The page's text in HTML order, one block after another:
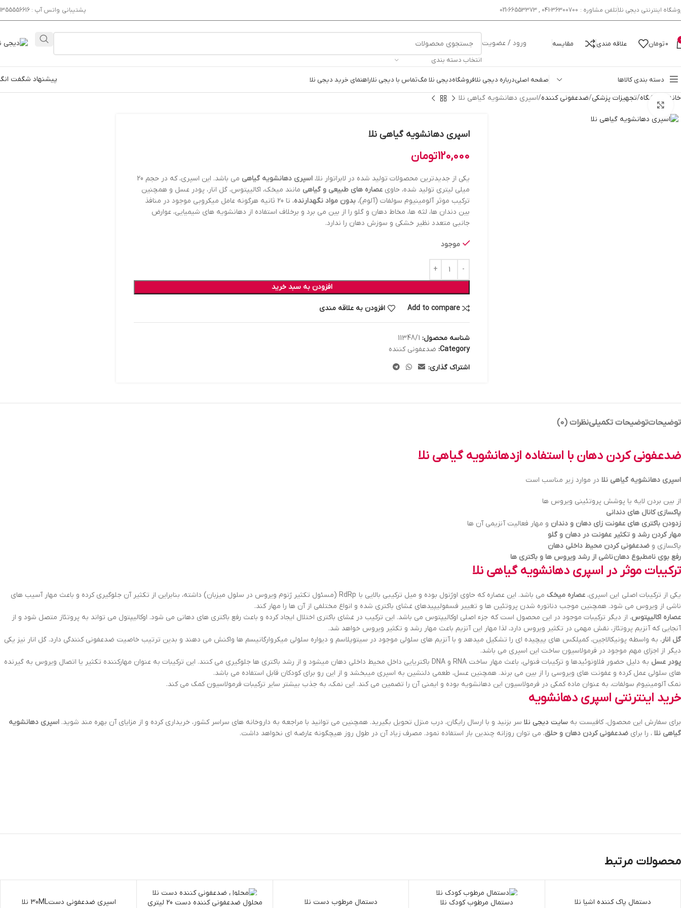
اینترنتی دیجی نلاتلفن مشاوره : 36300700-041 , 66553373-021 پشتیبانی واتس آپ : 09355556616
0تومان علاقه مندی مقایسه ورود / عضویت
انتخاب دسته بندی
دسته بندی کالاها صفحه اصلیدرباره دیجی نلافروشگاهدیجی نلا مگتماس با دیجی نلاراهنمای خرید دیجی نلا
پیشنهاد شگفت
خانه
فروشگاه تجهیزات پزشکی ضدعفونی کننده اسپری دهانشویه گیاهی نلا
بزرگنمایی تصویر
اسپری دهانشویه گیاهی نلا
120,000تومان
یکی از جدیدترین محصولات تولید شده در لابراتوار نلا، اسپری دهانشویه گیاهی
می باشد. این اسپری، که در حجم 20
میلی لیتری تولید شده، حاوی عصاره های طبیعی و گیاهی مانند میخک، اکالیپتوس، گل انار، پودر عسل و همچنین
ترکیب موثر آلومینیوم سولفات (آلوم)، بدون مواد نگهدارنده
، تا 20 ثانیه هرگونه عامل میکروبی موجود در منافذ
بین دندان ها، لثه ها، مخاط دهان و گلو را از بین می برد و برخلاف استفاده از دهانشویه های شیمیایی، عوارض
جانبی متعدد نظیر خشکی و سوزش دهان را ندارد.
موجود
افزودن به سبد خرید
Add to compare افزودن به علاقه مندی
شناسه محصول: 11348/1
Category: ضدعفونی کننده
اشتراک گذاری:
توضیحاتتوضیحات تکمیلینظرات (0)
ضدعفونی کردن دهان با استفاده ازدهانشویه گیاهی نلا
اسپری دهانشویه گیاهی نلا در موارد زیر مناسب است
از بین بردن لایه یا پوشش پروتئینی ویروس ها
پاکسازی کانال های دندانی
زدودن باکتری های عفونت زای دهان و دندان و مهار فعالیت آنزیمی آن ها
مهار کردن رشد و تکثیر عفونت در دهان و گلو
پاکسازی و ضدعفونی کردن محیط داخلی دهان
رفع بوی نامطبوع دهان ناشی از رشد ویروس ها و باکتری ها
ترکیبات موثر در اسپری دهانشویه گیاهی نلا
یکی از ترکیبات اصلی این اسپری، عصاره میخک
می باشد. این عصاره که حاوی اوژنول بوده و میل ترکیبی بالایی با RdRp (مسئول تکثیر ژنوم ویروس در سلول میزبان) داشته، بنابراین از تکثیر آن جلوگیری کرده و باعث مهار آسیب های
ناشی از ویروس می شود. همچنین موجب دناتوره شدن پروتئین ها و تغییر فسفولیپیدهای غشای باکتری شده و انواع مختلفی از آن ها را مهار کند.
عصاره اکالیپتوس، از دیگر ترکیبات موجود در این محصول است که جزء اصلی اوکالیپتوس می باشد. این ترکیب در غشای باکتری اختلال ایجاد کرده و باعث رفع باکتری های دهانی می شود. اوکالیپتول می تواند به پروتئاز متصل شود و از
آنجایی که آنزیم پروتئاز، نقش مهمی در تکثیر ویروس دارد، لذا مهار این آنزیم باعث مهار رشد و تکثیر ویروس خواهد شد.
گل انار، به واسطه پونیکالاجین، کمپلکس های پیچیده ای را تشکیل میدهد و با آنزیم های سلولی موجود در سیتوپلاسم و دیواره سلولی میکروارگانیسم ها واکنش می دهند و بدین ترتیب خاصیت ضدعفونی کنندگی دارد. گل انار نیز یکی
دیگر از اجزای مهم موجود در فرمولاسیون ساخت این اسپری می باشد.
پودر عسل
به دلیل حضور فلاونوئیدها و ترکیبات فنولی، باعث مهار ساخت RNA و DNA باکتریایی داخل محیط داخلی دهان میشود و از رشد باکتری ها جلوگیری می کنند. این ترکیبات به عنوان مهارکننده تکثیر یا اتصال ویروس به گیرنده
های سلولی عمل کرده و عفونت های ویروسی را از بین می برند. همچنین عسل، طعمی دلنشین به اسپری میبخشد و از این رو برای کودکان قابل استفاده می باشد.
نمک آلومینیوم سولفات، به عنوان ماده کمکی در فرمولاسیون این دهانشویه بوده و ایمنی آن را تضمین می کند. این نمک، به جذب بیشتر سایر ترکیبات فرمولاسیون کمک می کند.
خرید اینترنتی اسپری دهانشویه
برای سفارش این محصول، کافیست به سایت دیجی نلا سر بزنید و با ارسال رایگان، درب منزل تحویل بگیرید. همچنین می توانید با مراجعه به داروخانه های سراسر کشور، خریداری کرده و از مزایای آن بهره مند شوید. اسپری دهانشویه
گیاهی نلا ، را برای ضدعفونی کردن دهان و حلق، می توان روزانه چندین بار استفاده نمود. مصرف زیاد آن در طول روز هیچگونه عارضه ای نخواهد داشت.
محصولات مرتبط
اتمام موجودی
دستمال پاک کننده اشیا نلا اتمام موجودی
دستمال مرطوب کودک نلا اتمام موجودی
دستمال مرطوب دست نلا اتمام موجودی
محلول ضدعفونی کننده دست 20 لیتری
اتمام موجودی
اسپری ضدعفونی دست30ML نلا